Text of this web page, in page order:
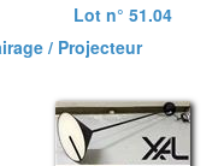
Lot n° 51.04
/ Projecteur